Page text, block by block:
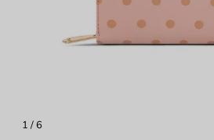
1 / 6